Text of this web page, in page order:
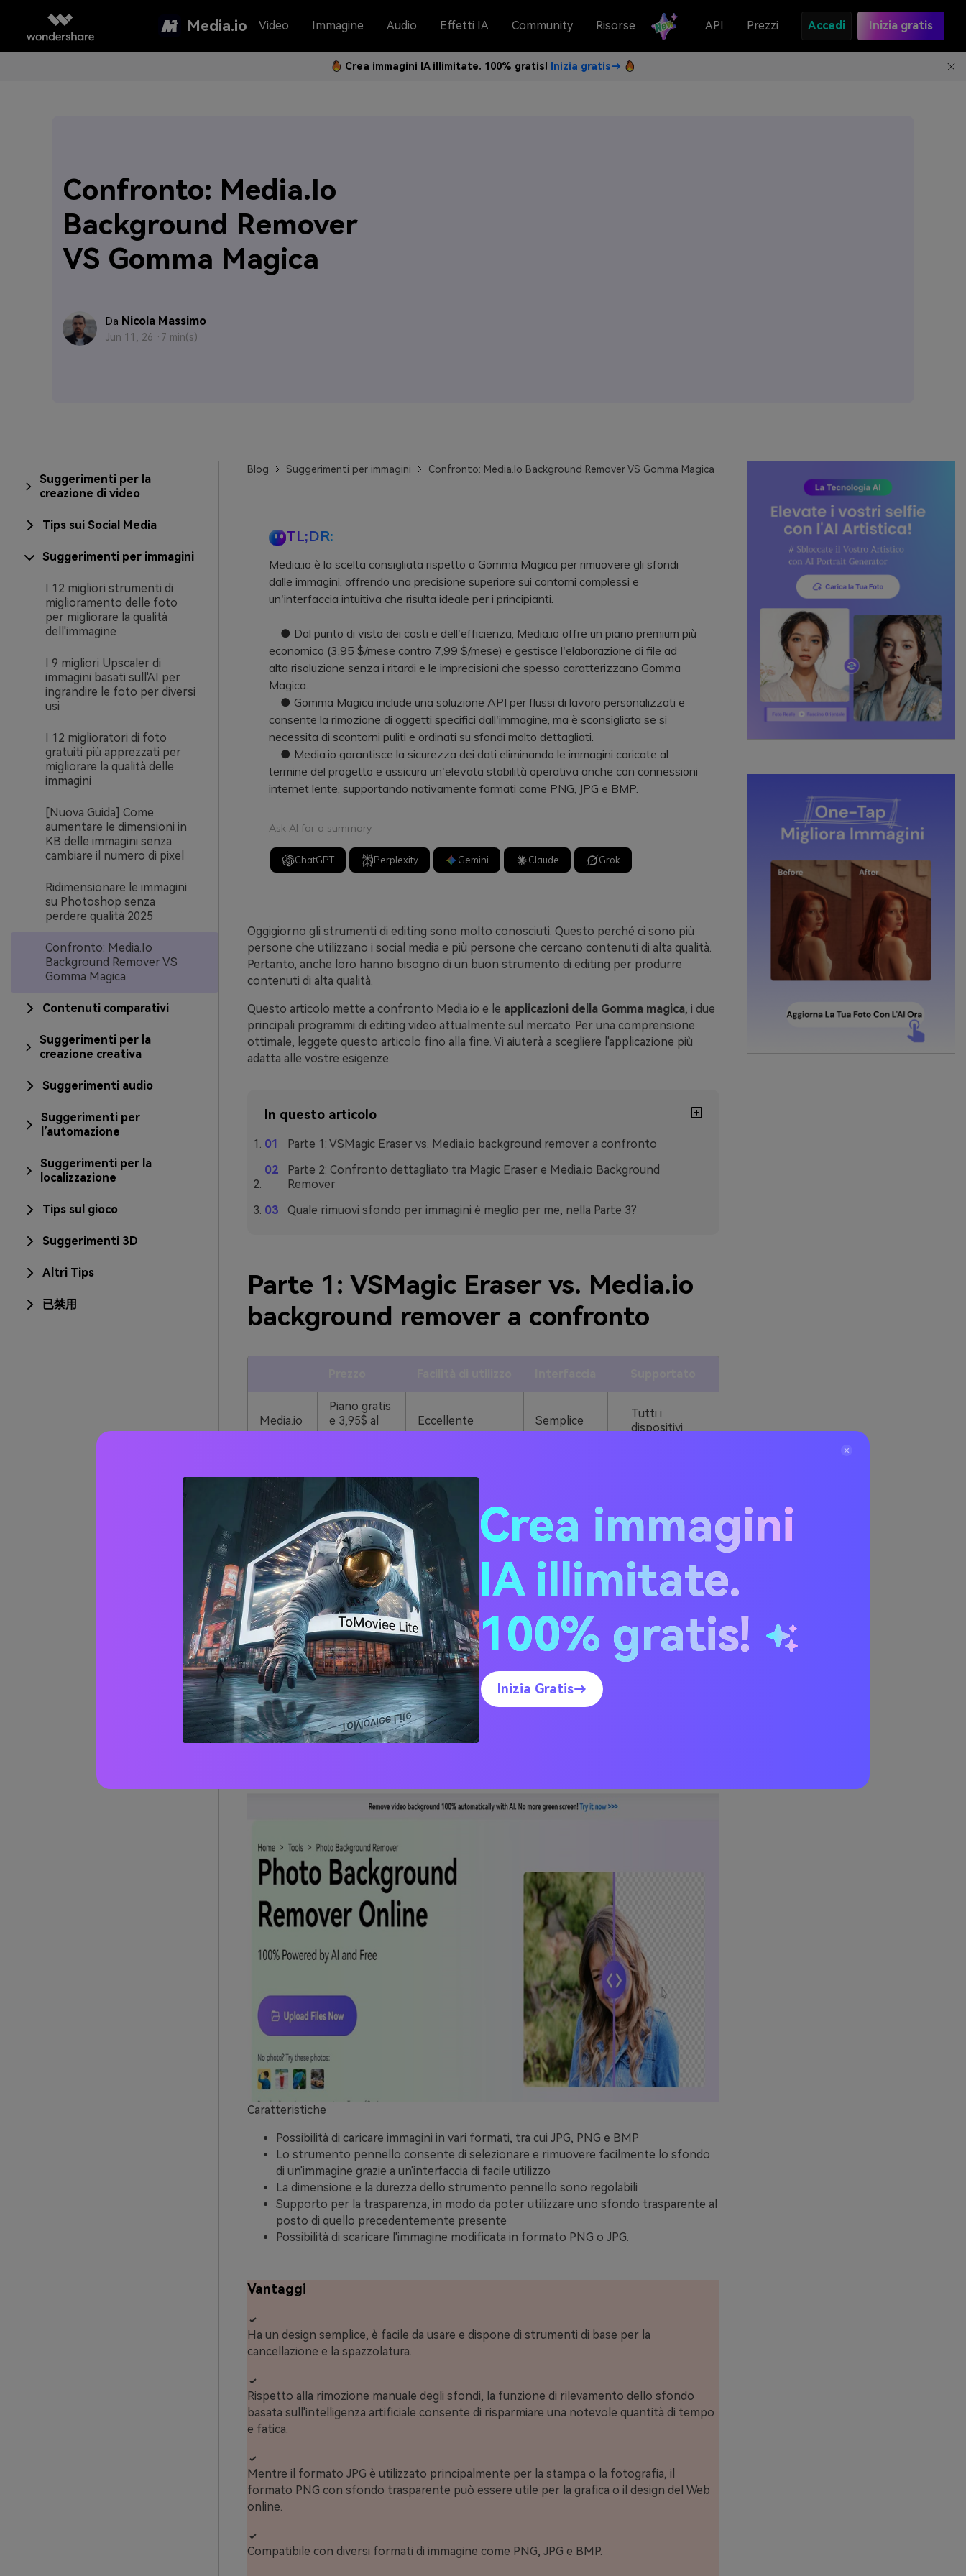
Media.io Video Immagine Audio Effetti IA Community Risorse API Prezzi Accedi Inizia gratis
Crea immagini IA illimitate. 100% gratis! Inizia gratis→
Confronto: Media.Io
Background Remover
VS Gomma Magica
Da Nicola Massimo
Jun 11, 26 · 7 min(s)
Suggerimenti per la
creazione di video
Tips sui Social Media
Suggerimenti per immagini
I 12 migliori strumenti di
miglioramento delle foto
per migliorare la qualità
dell'immagine
I 9 migliori Upscaler di
immagini basati sull'AI per
ingrandire le foto per diversi
usi
I 12 miglioratori di foto
gratuiti più apprezzati per
migliorare la qualità delle
immagini
[Nuova Guida] Come
aumentare le dimensioni in
KB delle immagini senza
cambiare il numero di pixel
Ridimensionare le immagini
su Photoshop senza
perdere qualità 2025
Confronto: Media.Io
Background Remover VS
Gomma Magica
Contenuti comparativi
Suggerimenti per la
creazione creativa
Suggerimenti audio
Suggerimenti per
l’automazione
Suggerimenti per la
localizzazione
Tips sul gioco
Suggerimenti 3D
Altri Tips
已禁用
Blog Suggerimenti per immagini Confronto: Media.Io Background Remover VS Gomma Magica
TL;DR:
Media.io è la scelta consigliata rispetto a Gomma Magica per rimuovere gli sfondi
dalle immagini, offrendo una precisione superiore sui contorni complessi e
un'interfaccia intuitiva che risulta ideale per i principianti.
● Dal punto di vista dei costi e dell'efficienza, Media.io offre un piano premium più
economico (3,95 $/mese contro 7,99 $/mese) e gestisce l'elaborazione di file ad
alta risoluzione senza i ritardi e le imprecisioni che spesso caratterizzano Gomma
Magica.
● Gomma Magica include una soluzione API per flussi di lavoro personalizzati e
consente la rimozione di oggetti specifici dall'immagine, ma è sconsigliata se si
necessita di scontorni puliti e ordinati su sfondi molto dettagliati.
● Media.io garantisce la sicurezza dei dati eliminando le immagini caricate al
termine del progetto e assicura un'elevata stabilità operativa anche con connessioni
internet lente, supportando nativamente formati come PNG, JPG e BMP.
Ask AI for a summary
ChatGPT Perplexity Gemini Claude Grok
Oggigiorno gli strumenti di editing sono molto conosciuti. Questo perché ci sono più
persone che utilizzano i social media e più persone che cercano contenuti di alta qualità.
Pertanto, anche loro hanno bisogno di un buon strumento di editing per produrre
contenuti di alta qualità.
Questo articolo mette a confronto Media.io e le applicazioni della Gomma magica, i due
principali programmi di editing video attualmente sul mercato. Per una comprensione
ottimale, leggete questo articolo fino alla fine. Vi aiuterà a scegliere l'applicazione più
adatta alle vostre esigenze.
In questo articolo
Parte 1: VSMagic Eraser vs. Media.io background remover a confronto
Parte 2: Confronto dettagliato tra Magic Eraser e Media.io Background
Remover
Quale rimuovi sfondo per immagini è meglio per me, nella Parte 3?
Parte 1: VSMagic Eraser vs. Media.io
background remover a confronto
Media.io
Piano gratis
e 3,95$ al
mese
Eccellente Semplice
Tutti i
dispositivi
Gomma
magica
e 7,99
dollari al
mese
1. Media.io
Il sito web media.io ha probabilmente una funzione chiamata Media.io background
remover che consente agli utenti di rimuovere lo sfondo da un'immagine. Questa
funzione può essere utile per una serie di attività, tra cui la creazione di PNG trasparenti,
la messa a fuoco del soggetto di un'immagine e la modifica dello sfondo.
La funzione di rimozione dello sfondo consente agli utenti di caricare un'immagine e di
contrassegnare le porzioni dell'immagine che devono essere eliminate utilizzando
un'interfaccia basata sul Web. Dopo l'elaborazione dell'immagine, il sito web produce il
risultato senza lo sfondo.
Caratteristiche
Possibilità di caricare immagini in vari formati, tra cui JPG, PNG e BMP
Lo strumento pennello consente di selezionare e rimuovere facilmente lo sfondo
di un'immagine grazie a un'interfaccia di facile utilizzo
La dimensione e la durezza dello strumento pennello sono regolabili
Supporto per la trasparenza, in modo da poter utilizzare uno sfondo trasparente al
posto di quello precedentemente presente
Possibilità di scaricare l'immagine modificata in formato PNG o JPG.
Vantaggi
Ha un design semplice, è facile da usare e dispone di strumenti di base per la
cancellazione e la spazzolatura.
Rispetto alla rimozione manuale degli sfondi, la funzione di rilevamento dello sfondo
basata sull'intelligenza artificiale consente di risparmiare una notevole quantità di tempo
e fatica.
Mentre il formato JPG è utilizzato principalmente per la stampa o la fotografia, il
formato PNG con sfondo trasparente può essere utile per la grafica o il design del Web
online.
Compatibile con diversi formati di immagine come PNG, JPG e BMP.
Crea immagini
IA illimitate.
100% gratis!
Inizia Gratis→